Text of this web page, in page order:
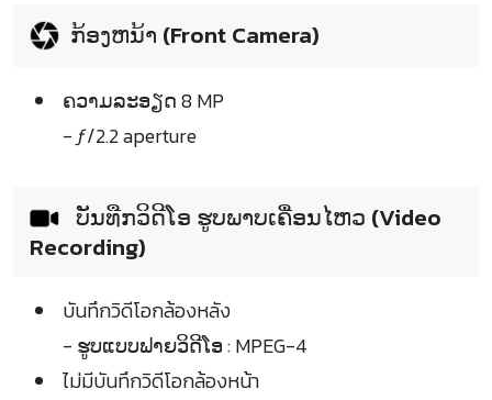
ກ້ອງຫນ້າ (Front Camera)
ຄວາມລະອຽດ 8 MP
- ƒ/2.2 aperture
ບັນທືກວິດີໂອ ຮູບພາບເຄື່ອນໄຫວ (Video
Recording)
บันทึกวิดีโอกล้องหลัง
- ຮູບແບບຟາຍວິດີໂອ : MPEG-4
ไม่มีบันทึกวิดีโอกล้องหน้า